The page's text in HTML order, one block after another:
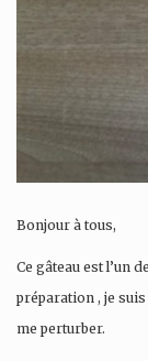
Bonjour à tous,
Ce gâteau est l’un
préparation , je
me perturber.